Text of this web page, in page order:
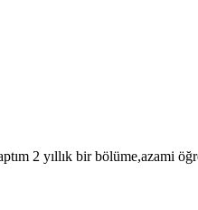
2 yıllık bir bölüme,azami